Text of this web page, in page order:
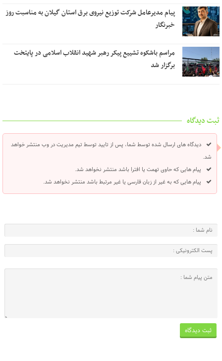
پیام مدیرعامل شرکت توزیع نیروی برق استان گیلان به مناسبت روز
خبرنگار ‌
مراسم باشکوه تشییع پیکر رهبر شهید انقلاب اسلامی در پایتخت
برگزار شد
ثبت دیدگاه
دیدگاه های ارسال شده توسط شما، پس از تایید توسط تیم مدیریت در وب منتشر خواهد
شد.
پیام هایی که حاوی تهمت یا افترا باشد منتشر نخواهد شد.
پیام هایی که به غیر از زبان فارسی یا غیر مرتبط باشد منتشر نخواهد شد.